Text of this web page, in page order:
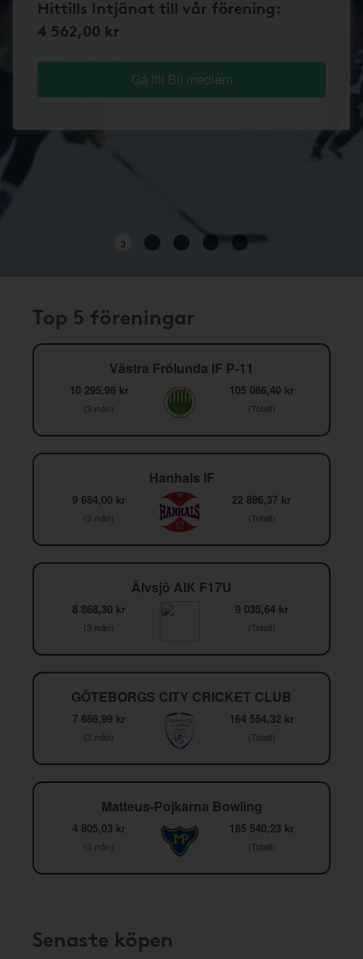
Hittills Intjänat till vår förening:
4 562,00 kr
Gå till Bli medlem
3
Top 5 föreningar
Västra Frölunda IF P-11
10 295,98 kr
(3 mån)
105 086,40 kr
(Totalt)
Hanhals IF
9 684,00 kr
(3 mån)
22 896,37 kr
(Totalt)
Älvsjö AIK F17U
8 868,30 kr
(3 mån)
9 035,64 kr
(Totalt)
GÖTEBORGS CITY CRICKET CLUB
7 686,99 kr
(3 mån)
164 554,32 kr
(Totalt)
Matteus-Pojkarna Bowling
4 805,03 kr
(3 mån)
185 540,23 kr
(Totalt)
Senaste köpen